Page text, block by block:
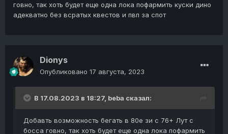
говно, так хоть будет еще одна лока пофармить куски дино
адекватно без всратых квестов и пвп за спот
Dionys
Опубликовано 17 августа, 2023
В 17.08.2023 в 18:27, beba сказал:
Добавть возможность бегать в 80е зи с 76+ Лут с
босса говно, так хоть будет еще одна лока пофармить